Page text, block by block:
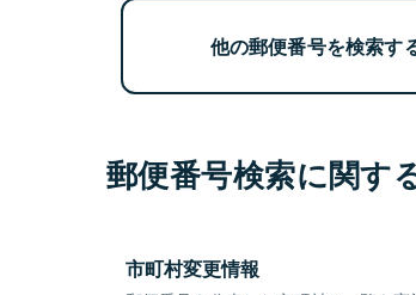
他の郵便番号を検索す
郵便番号検索に関す
市町村変更情報